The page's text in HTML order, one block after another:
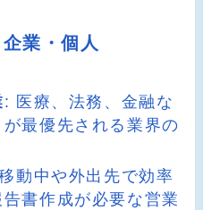
業・個人
: 医療、法務、金融な
最優先される業界の
動中や外出先で効率
書作成が必要な営業